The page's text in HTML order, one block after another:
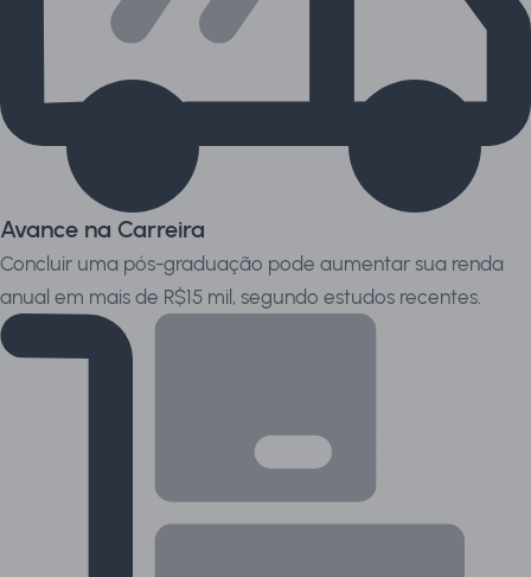
Avance na Carreira
Concluir uma pós-graduação pode aumentar sua renda
anual em mais de R$15 mil, segundo estudos recentes.